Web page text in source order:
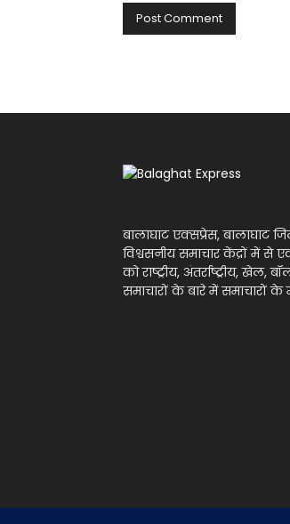
बालाघाट एक्सप्रेस,
विश्वसनीय समाचार केंद्रों में से
को राष्ट्रीय, अंतर्राष्ट्रीय, खेल,
समाचारों के बारे में समाचारों के